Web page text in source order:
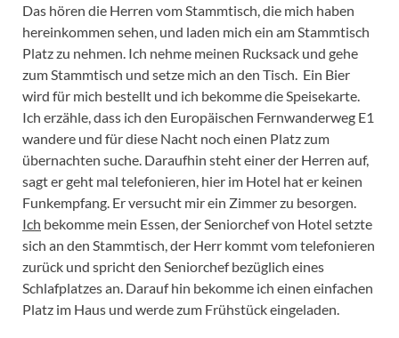
Das hören die Herren vom Stammtisch, die mich haben
hereinkommen sehen, und laden mich ein am Stammtisch
Platz zu nehmen. Ich nehme meinen Rucksack und gehe
zum Stammtisch und setze mich an den Tisch. Ein Bier
wird für mich bestellt und ich bekomme die Speisekarte.
Ich erzähle, dass ich den Europäischen Fernwanderweg E1
wandere und für diese Nacht noch einen Platz zum
übernachten suche. Daraufhin steht einer der Herren auf,
sagt er geht mal telefonieren, hier im Hotel hat er keinen
Funkempfang. Er versucht mir ein Zimmer zu besorgen.
Ich bekomme mein Essen, der Seniorchef von Hotel setzte
sich an den Stammtisch, der Herr kommt vom telefonieren
zurück und spricht den Seniorchef bezüglich eines
Schlafplatzes an. Darauf hin bekomme ich einen einfachen
Platz im Haus und werde zum Frühstück eingeladen.